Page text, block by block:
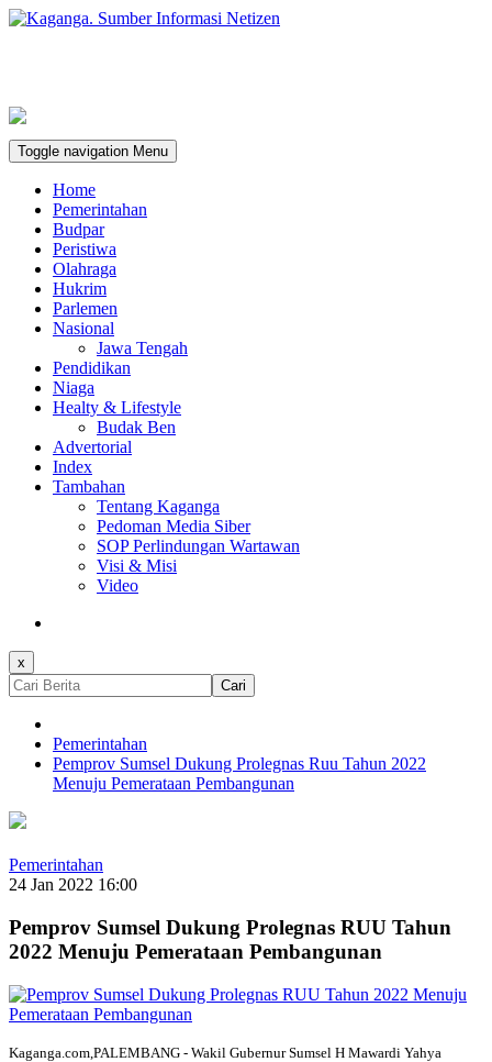
Toggle navigation Menu
Home
Pemerintahan
Budpar
Peristiwa
Olahraga
Hukrim
Parlemen
Nasional
Jawa Tengah
Pendidikan
Niaga
Healty & Lifestyle
Budak Ben
Advertorial
Index
Tambahan
Tentang Kaganga
Pedoman Media Siber
SOP Perlindungan Wartawan
Visi & Misi
Video
x
Cari
Pemerintahan
Pemprov Sumsel Dukung Prolegnas Ruu Tahun 2022
Menuju Pemerataan Pembangunan
Pemerintahan
24 Jan 2022 16:00
Pemprov Sumsel Dukung Prolegnas RUU Tahun
2022 Menuju Pemerataan Pembangunan
Kaganga.com,PALEMBANG - Wakil Gubernur Sumsel H Mawardi Yahya